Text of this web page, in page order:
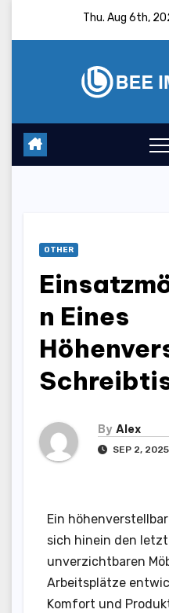
Thu. Aug 6th,
OTHER
n Eines
By Alex
SEP 2, 2025
Ein
sich hinein den
unverzichtbaren
Arbeitsplätze
Komfort und